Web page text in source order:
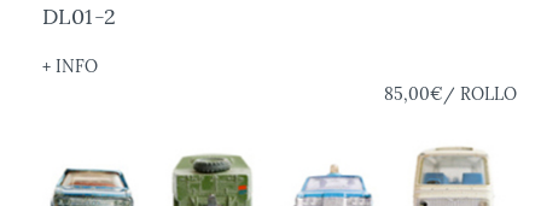
DL01-2
+ INFO
85,00€/ ROLLO